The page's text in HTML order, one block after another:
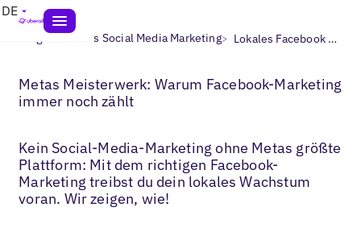
DE
Blogs> Lokales Social Media Marketing> Lokales Facebook Marketing
Metas Meisterwerk: Warum Facebook-Marketing
immer noch zählt
Kein Social-Media-Marketing ohne Metas größte
Plattform: Mit dem richtigen Facebook-
Marketing treibst du dein lokales Wachstum
voran. Wir zeigen, wie!